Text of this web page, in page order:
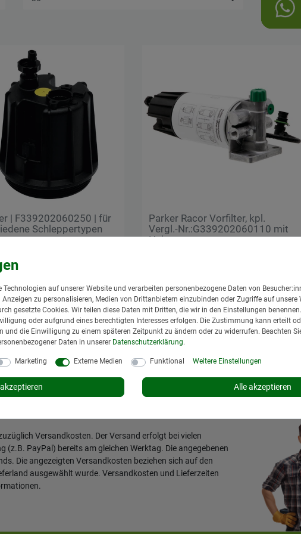
| F339202060250 | für
Schleppertypen
In den Warenkorb
zzgl.
Parker Racor Vorfilter, kpl.
Vergl.-Nr.:G339202060110 mit
Heizung
In den Warenkorb
Racor
Versandkosten. Der Versand erfolgt bei vielen
PayPal) bereits am gleichen Werktag. Die angegebenen
Die angezeigten Versandkosten beziehen sich auf den
ausgewählt wurde. Versandkosten und Lieferzeiten
.
auf unserer Website und verarbeiten personenbezogene Daten von
Anzeigen zu personalisieren, Medien von Drittanbietern einzubinden oder Zugriffe auf unsere
gesetzte Cookies. Wir teilen diese Daten mit Dritten, die wir in den Einstellungen benennen.
oder aufgrund eines berechtigten Interesses erfolgen. Die Zustimmung kann erteilt
und die Einwilligung zu einem späteren Zeitpunkt zu ändern oder zu widerrufen. Beachten
Daten in unserer Daten­schutz­erklärung.
Marketing Externe Medien Funktional Weitere Einstellungen
Alle akzeptieren